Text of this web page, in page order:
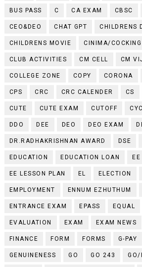
BUS PASS C CA EXAM CBSC
CEO&DEO CHAT GPT CHILDRENS
CHILDRENS MOVIE CINIMA/COCKING
CLUB ACTIVITIES CM CELL CM
COLLEGE ZONE COPY CORONA
CPS CRC CRC CALENDER CS
CUTE CUTE EXAM CUTOFF
DDO DEE DEO DEO EXAM
DR.RADHAKRISHNAN AWARD DSE
EDUCATION EDUCATION LOAN EE
EE LESSON PLAN EL ELECTION
EMPLOYMENT ENNUM EZHUTHUM
ENTRANCE EXAM EPASS EQUAL
EVALUATION EXAM EXAM NEWS
FINANCE FORM FORMS G-PAY
GENUINENESS GO GO 243 GO/